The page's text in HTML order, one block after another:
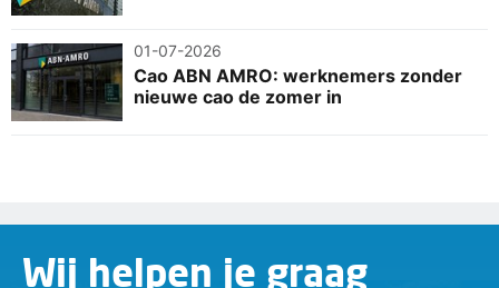
01-07-2026
Cao ABN AMRO: werknemers zonder
nieuwe cao de zomer in
Wij helpen je graag